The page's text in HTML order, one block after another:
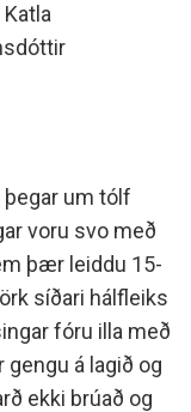
um tólf
voru svo með
þær leiddu 15-
síðari hálfleiks
fóru illa með
á lagið og
ekki brúað og